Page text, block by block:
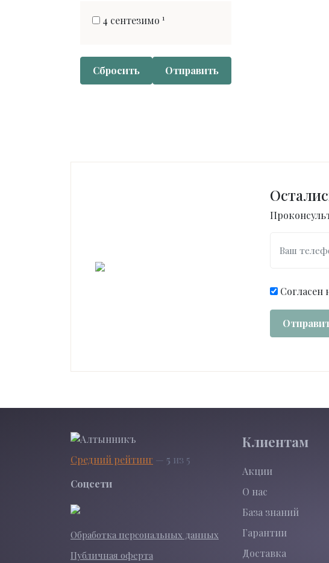
4 сентезимо 1
Сбросить Отправить
Согласен
Средний рейтинг — 5 из 5
Соцсети
Обработка персональных данных
Публичная оферта
Клиентам
Акции
О нас
База знаний
Гарантии
Доставка